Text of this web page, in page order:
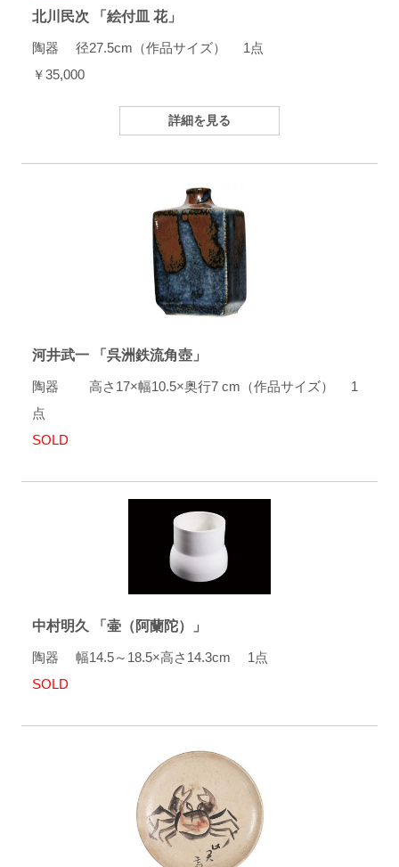
北川民次 「絵付皿 花」
陶器 径27.5cm（作品サイズ） 1点
￥35,000
詳細を見る
河井武一 「呉洲鉄流角壺」
陶器 高さ17×幅10.5×奥行7 cm（作品サイズ） 1
点
SOLD
中村明久 「壷（阿蘭陀）」
陶器 幅14.5～18.5×高さ14.3cm 1点
SOLD